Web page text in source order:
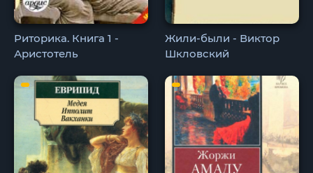
Риторика. Книга 1 -
Аристотель
Жили-были - Виктор
Шкловский